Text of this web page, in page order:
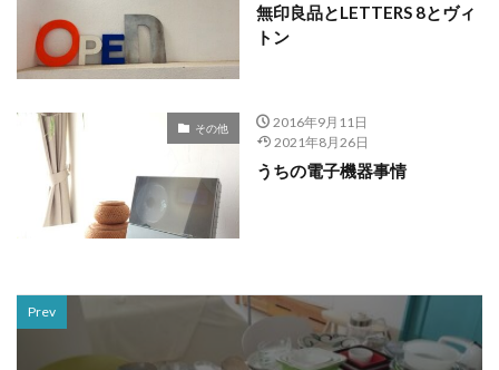
無印良品とLETTERS 8とヴィ
トン
その他
2016年9月11日
2021年8月26日
うちの電子機器事情
Prev